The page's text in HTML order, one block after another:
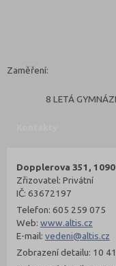
Zaměření:
8 LETÁ
Dopplerova 351,
Zřizovatel: Privátní
IČ: 63672197
Telefon: 605 259 075
Web: www.altis.cz
E-mail: vedeni@altis.cz
Zobrazení detailu: 10